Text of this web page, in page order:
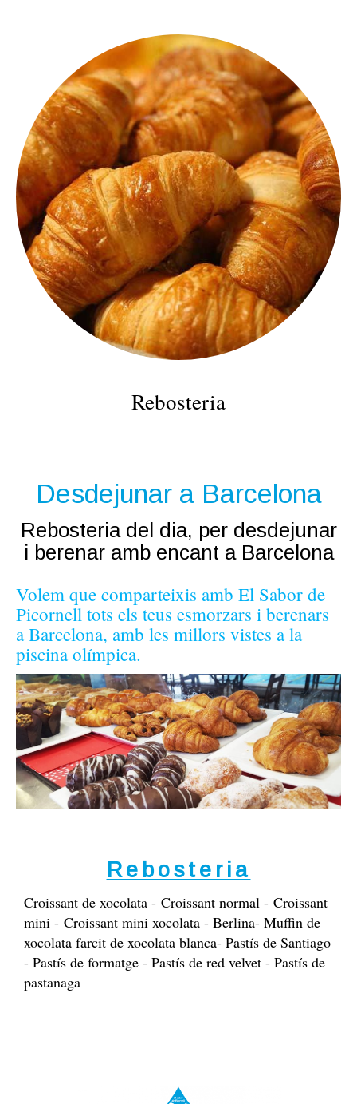
Rebosteria
Desdejunar a Barcelona
Rebosteria del dia, per desdejunar
i berenar amb encant a Barcelona
Volem que comparteixis amb El Sabor de
Picornell tots els teus esmorzars i berenars
a Barcelona, amb les millors vistes a la
piscina olímpica.
Rebosteria
Croissant de xocolata - Croissant normal - Croissant
mini - Croissant mini xocolata - Berlina- Muffin de
xocolata farcit de xocolata blanca- Pastís de Santiago
- Pastís de formatge - Pastís de red velvet - Pastís de
pastanaga